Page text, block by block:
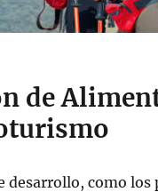
de
desarrollo, como los